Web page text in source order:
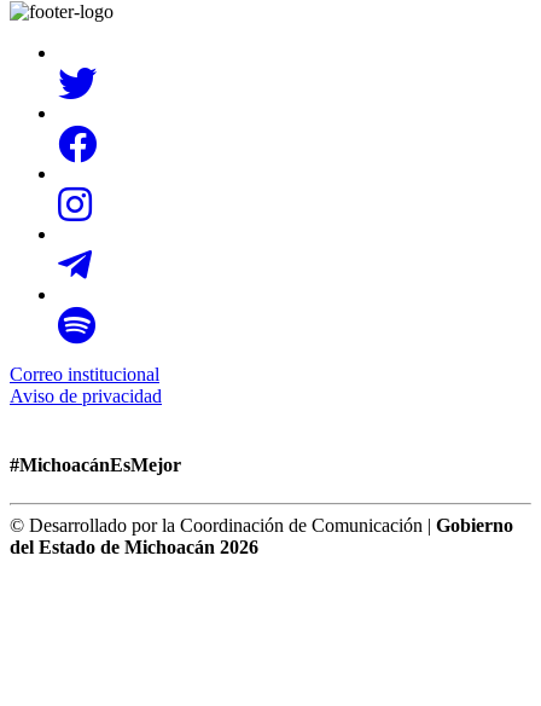
Correo institucional
Aviso de privacidad
#MichoacánEsMejor
© Desarrollado por la Coordinación de Comunicación | Gobierno
del Estado de Michoacán 2026